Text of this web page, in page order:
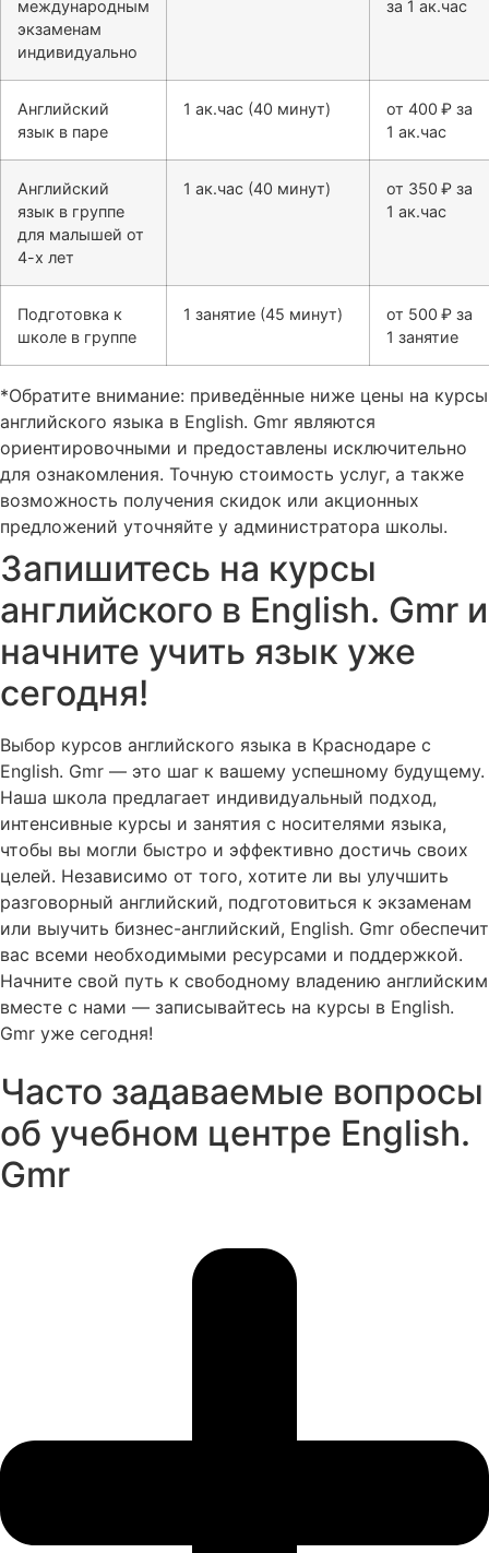
международным
экзаменам
индивидуально
за 1 ак.час
Английский
язык в паре
1 ак.час (40 минут)
от 400 ₽ за
1 ак.час
Английский
язык в группе
для малышей от
4-х лет
1 ак.час (40 минут)
от 350 ₽ за
1 ак.час
Подготовка к
школе в группе
1 занятие (45 минут)
от 500 ₽ за
1 занятие
*Обратите внимание: приведённые ниже цены на курсы
английского языка в English. Gmr являются
ориентировочными и предоставлены исключительно
для ознакомления. Точную стоимость услуг, а также
возможность получения скидок или акционных
предложений уточняйте у администратора школы.
Запишитесь на курсы
английского в English. Gmr и
начните учить язык уже
сегодня!
Выбор курсов английского языка в Краснодаре с
English. Gmr — это шаг к вашему успешному будущему.
Наша школа предлагает индивидуальный подход,
интенсивные курсы и занятия с носителями языка,
чтобы вы могли быстро и эффективно достичь своих
целей. Независимо от того, хотите ли вы улучшить
разговорный английский, подготовиться к экзаменам
или выучить бизнес-английский, English. Gmr обеспечит
вас всеми необходимыми ресурсами и поддержкой.
Начните свой путь к свободному владению английским
вместе с нами — записывайтесь на курсы в English.
Gmr уже сегодня!
Часто задаваемые вопросы
об учебном центре English.
Gmr